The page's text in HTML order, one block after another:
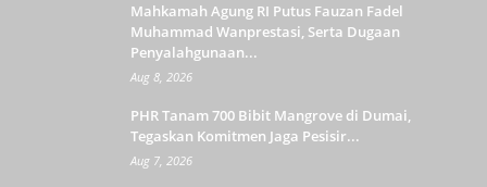
Mahkamah Agung RI Putus Fauzan Fadel
Muhammad Wanprestasi, Serta Dugaan
Penyalahgunaan...
Aug 8, 2026
PHR Tanam 700 Bibit Mangrove di Dumai,
Tegaskan Komitmen Jaga Pesisir...
Aug 7, 2026